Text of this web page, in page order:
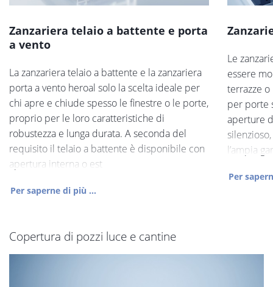
Zanzariera telaio a battente e porta
a vento
La zanzariera telaio a battente e la zanzariera
porta a vento heroal solo la scelta ideale per
chi apre e chiude spesso le finestre o le porte,
proprio per le loro caratteristiche di
robustezza e lunga durata. A seconda del
requisito il telaio a battente è disponibile con
apertura interna o est
Per saperne di più ...
Le
essere
terrazze
per porte
aperture
l’ampia
Per
Copertura di pozzi luce e cantine